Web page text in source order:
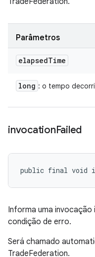
Parâmetros
elapsedTime
long : o tempo
invocationFailed
public final void
Informa uma invocação
condição de erro.
Será chamado
TradeFederation.